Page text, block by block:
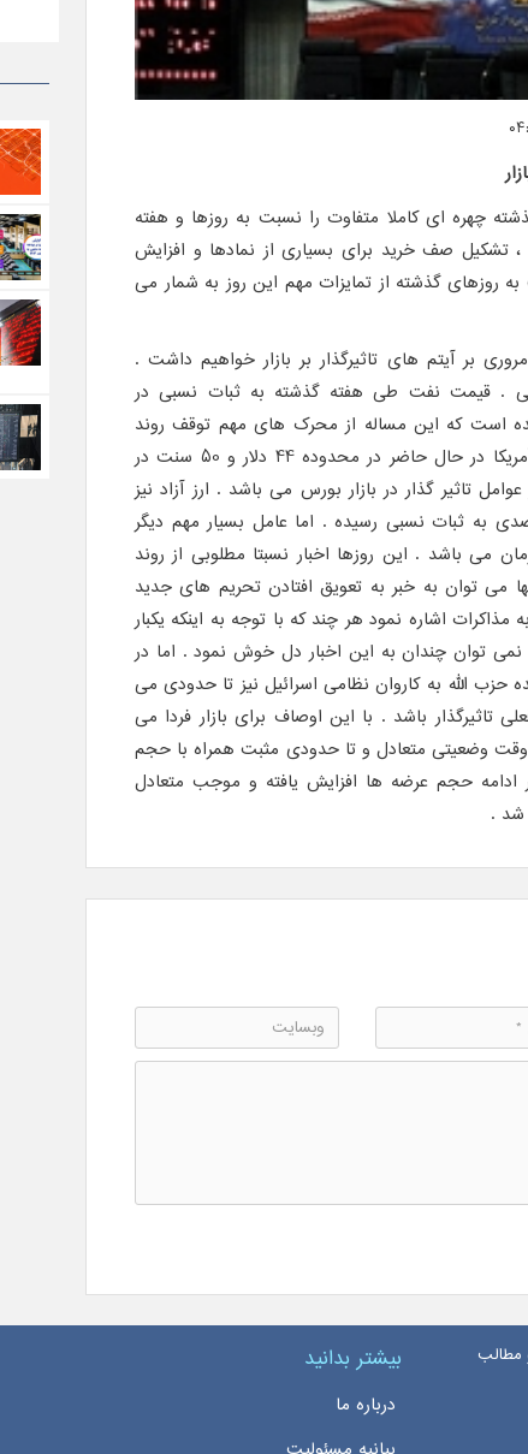
چهره ای کاملا متفاوت را نسبت به روزها و هفته
تشکیل صف خرید برای بسیاری از نمادها و افزایش
به روزهای گذشته از تمایزات مهم این روز به شمار می
بر آیتم های تاثیرگذار بر بازار خواهیم داشت .
. قیمت نفت طی هفته گذشته به ثبات نسبی در
بشکه رسیده است که این مساله از محرک های مهم توقف روند
نزولی بازار به شمار می آید . نفت خام آمریکا در حال حاضر در محدوده 44 دلار و 50 سنت در
تاثیر گذار در بازار بورس می باشد . ارز آزاد نیز
به ثبات نسبی رسیده . اما عامل بسیار مهم دیگر
می باشد . این روزها اخبار نسبتا مطلوبی از روند
می توان به خبر به تعویق افتادن تحریم های جدید
مذاکرات اشاره نمود هر چند که با توجه به اینکه یکبار
توان چندان به این اخبار دل خوش نمود . اما در
حزب الله به کاروان نظامی اسرائیل نیز تا حدودی می
تاثیرگذار باشد . با این اوصاف برای بازار فردا می
وضعیتی متعادل و تا حدودی مثبت همراه با حجم
ادامه حجم عرضه ها افزایش یافته و موجب متعادل
شد .
مطالب
بیشتر بدانید
درباره ما